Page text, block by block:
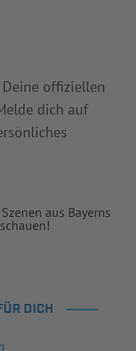
offiziellen
dich auf
aus Bayerns
DICH